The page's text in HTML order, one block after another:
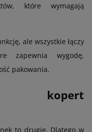
które wymagają
ale wszystkie łączy
zapewnia wygodę,
pakowania.
kopert
to drugie. Dlatego w